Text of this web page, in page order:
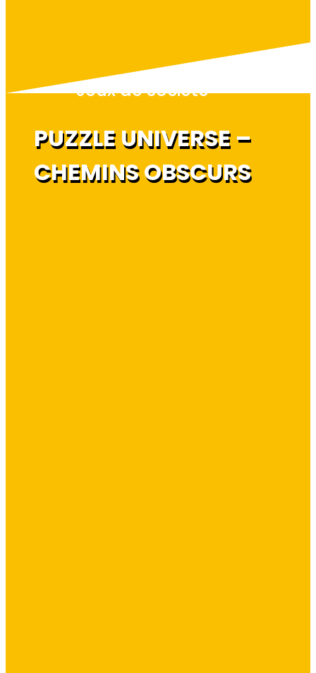
Jeux de société
PUZZLE UNIVERSE –
CHEMINS OBSCURS